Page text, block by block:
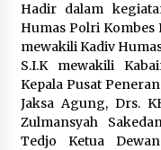
5
5
Hadir dalam
Humas Polri Kombes
mewakili Kadiv
S.I.K mewakili
Kepala Pusat
Jaksa Agung, Drs.
Zulmansyah
Tedjo Ketua